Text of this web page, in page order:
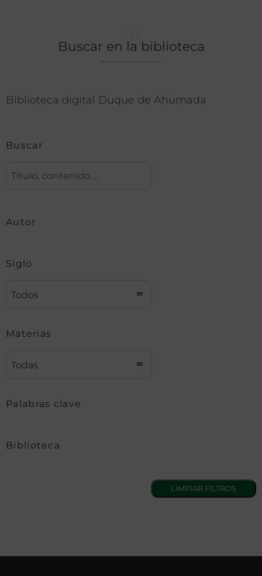
Buscar en la biblioteca
Biblioteca digital Duque de Ahumada
Buscar
Autor
Siglo
Todos
Materias
Todas
Palabras clave
Biblioteca